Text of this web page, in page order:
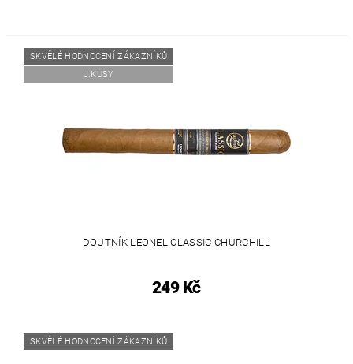
SKVĚLÉ HODNOCENÍ ZÁKAZNÍKŮ
J.KUSY
DOUTNÍK LEONEL CLASSIC CHURCHILL
249 Kč
SKVĚLÉ HODNOCENÍ ZÁKAZNÍKŮ